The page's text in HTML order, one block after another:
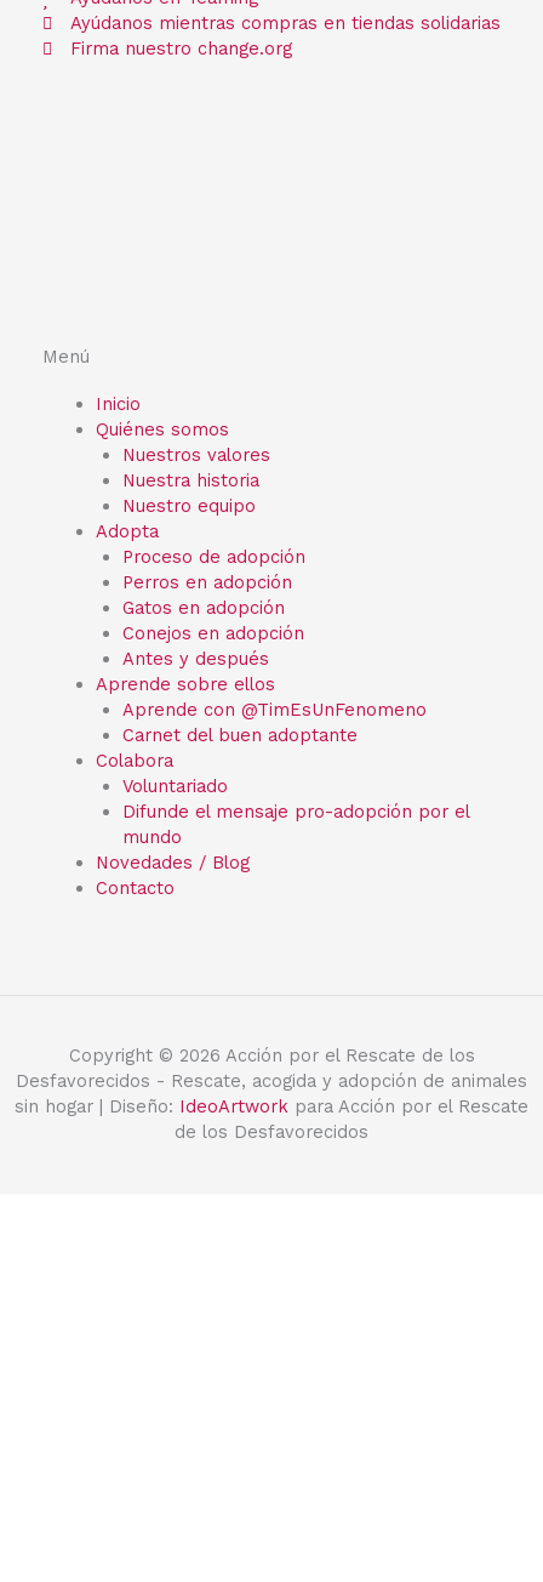
Ayúdanos mientras compras en tiendas solidarias
Firma nuestro change.org
Menú
Inicio
Quiénes somos
Nuestros valores
Nuestra historia
Nuestro equipo
Adopta
Proceso de adopción
Perros en adopción
Gatos en adopción
Conejos en adopción
Antes y después
Aprende sobre ellos
Aprende con @TimEsUnFenomeno
Carnet del buen adoptante
Colabora
Voluntariado
Difunde el mensaje pro-adopción por el
mundo
Novedades / Blog
Contacto
Copyright © 2026 Acción por el Rescate de los
Desfavorecidos - Rescate, acogida y adopción de animales
sin hogar | Diseño: IdeoArtwork para Acción por el Rescate
de los Desfavorecidos